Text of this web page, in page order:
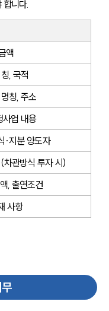
니다.
액
, 국적
칭, 주소
사업 내용
·지분 양도자
차관방식 투자 시)
, 출연조건
사항